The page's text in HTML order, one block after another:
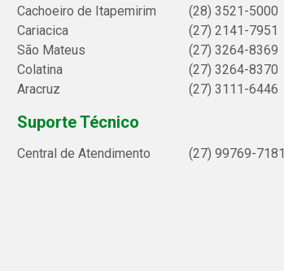
Cachoeiro de Itapemirim
(28) 3521-5000
Cariacica
(27) 2141-7951
São Mateus
(27) 3264-8369
Colatina
(27) 3264-8370
Aracruz
(27) 3111-6446
Suporte Técnico
Central de Atendimento (27) 99769-7181